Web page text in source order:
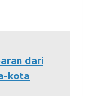
dari
kota